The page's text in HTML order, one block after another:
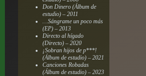
Don Dinero (Álbum de
estudio) – 2011
…Sángrame un poco más
(EP) – 2013
Directo al hígado
(Directo) – 2020
¡Sobran hijos de p***!
(Álbum de estudio) – 2021
Canciones Robadas
(Álbum de estudio) – 2023